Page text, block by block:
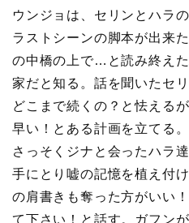
ウンジョは、セリンとハラ
ラストシーンの脚本が出来
の中橋の上で…と読み終え
家だと知る。話を聞いたセ
どこまで続くの？と怯える
早い！とある計画を立てる。
さっそくジナと会ったハラ
手にとり嘘の記憶を植え付
の肩書きも奪った方がいい
て下さい！と話す。ガフン